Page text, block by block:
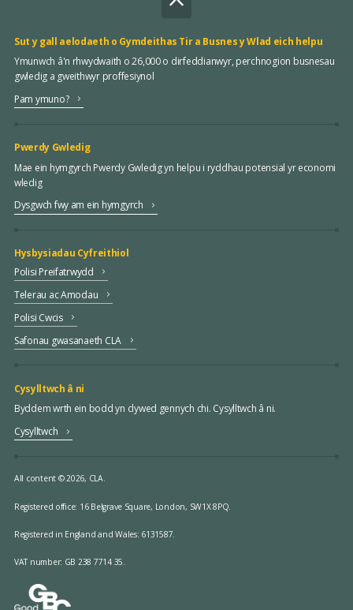
Sut y gall aelodaeth o Gymdeithas Tir a Busnes y Wlad eich helpu
Ymunwch â'n rhwydwaith o 26,000 o dirfeddianwyr, perchnogion busnesau
gwledig a gweithwyr proffesiynol
Pam ymuno?
Pwerdy Gwledig
Mae ein hymgyrch Pwerdy Gwledig yn helpu i ryddhau potensial yr economi
wledig
Dysgwch fwy am ein hymgyrch
Hysbysiadau Cyfreithiol
Polisi Preifatrwydd
Telerau ac Amodau
Polisi Cwcis
Safonau gwasanaeth CLA
Cysylltwch â ni
Byddem wrth ein bodd yn clywed gennych chi. Cysylltwch â ni.
Cysylltwch
All content © 2026, CLA.
Registered office: 16 Belgrave Square, London, SW1X 8PQ.
Registered in England and Wales: 6131587.
VAT number: GB 238 7714 35.